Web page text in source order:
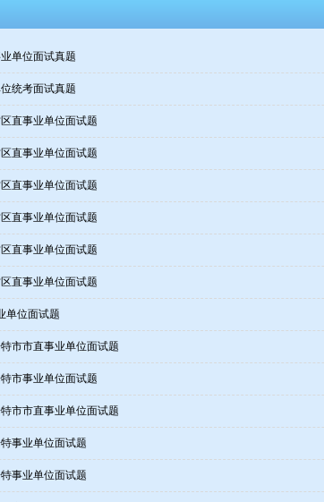
单位面试真题
统考面试真题
直事业单位面试题
直事业单位面试题
直事业单位面试题
直事业单位面试题
直事业单位面试题
直事业单位面试题
单位面试题
市市直事业单位面试题
市事业单位面试题
市市直事业单位面试题
事业单位面试题
事业单位面试题